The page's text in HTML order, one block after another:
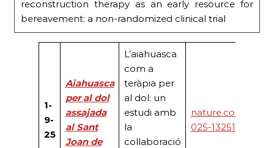
reconstruction therapy as an early resource for
bereavement: a non-randomized clinical trial
1-
9-
25
Aiahuasca
per al dol
assajada
al Sant
Joan de
L’aiahuasca
com a
teràpia per
al dol: un
estudi amb
la
col·laboració
nature.com/
025-13251-5